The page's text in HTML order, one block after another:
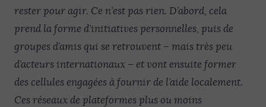
rester pour agir. Ce n’est pas rien. D’abord, cela
prend la forme d’initiatives personnelles, puis de
groupes d’amis qui se retrouvent – mais très peu
d’acteurs internationaux – et vont ensuite former
des cellules engagées à fournir de l’aide localement.
Ces réseaux de plateformes plus ou moins